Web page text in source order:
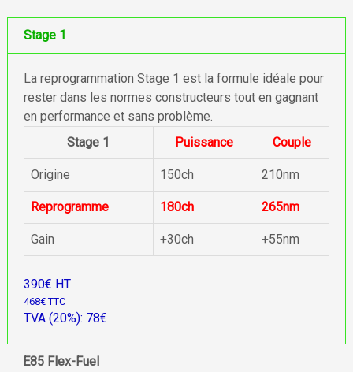
Stage 1
La reprogrammation Stage 1 est la formule idéale pour
rester dans les normes constructeurs tout en gagnant
en performance et sans problème.
Stage 1
Puissance Couple
Origine 150ch 210nm
Reprogramme 180ch 265nm
Gain +30ch +55nm
390€ HT
468€ TTC
TVA (20%): 78€
E85 Flex-Fuel